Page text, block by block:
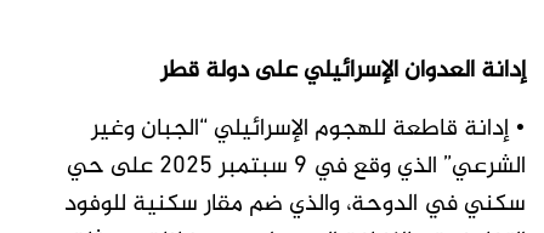
إدانة العدوان الإسرائيلي على دولة قطر
• إدانة قاطعة للهجوم الإسرائيلي “الجبان وغير
الشرعي” الذي وقع في 9 سبتمبر 2025 على حي
سكني في الدوحة، والذي ضم مقار سكنية للوفود